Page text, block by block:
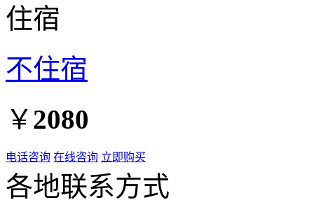
住宿
不住宿
￥2080
电话咨询 在线咨询 立即购买
各地联系方式